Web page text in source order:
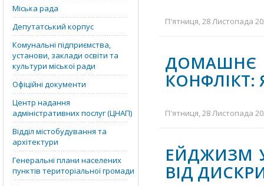
Міська рада
Депутатський корпус
Комунальні підприємства,
установи, заклади освіти та
культури міської ради
Офіційні документи
Центр надання
адміністративних послуг (ЦНАП)
Відділ містобудування та
архітектури
Генеральні плани населених
пунктів територіальної громади
П'ятниця, 28 Листопада
КОНФЛІКТ:
П'ятниця, 28 Листопада
ЕЙДЖИЗМ
ВІД